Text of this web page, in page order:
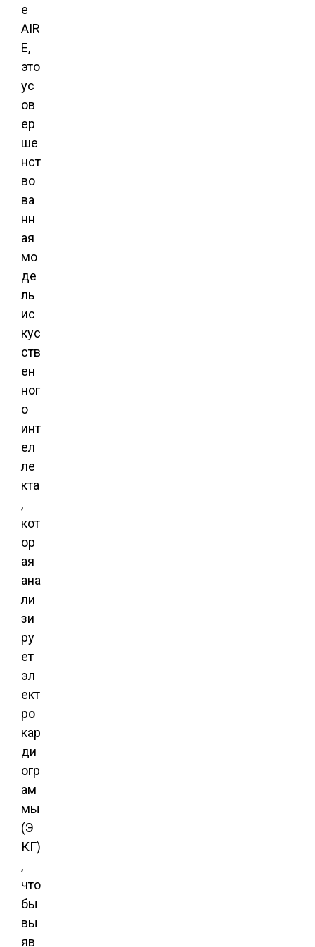
е
AIR
E,
это
ус
ов
ер
ше
нст
во
ва
нн
ая
мо
де
ль
ис
кус
ств
ен
ног
о
инт
ел
ле
кта
,
кот
ор
ая
ана
ли
зи
ру
ет
эл
ект
ро
кар
ди
огр
ам
мы
(Э
КГ)
,
что
бы
вы
яв